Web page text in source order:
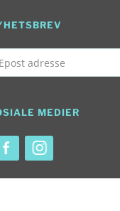
adresse
MEDIER
Facebook konto
Se vår Instagram konto